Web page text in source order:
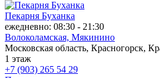
Пекарня Буханка
ежедневно: 08:30 - 21:30
Волоколамская, Мякинино
Московская область, Красногорск,
1 этаж
+7 (903) 265 54 29